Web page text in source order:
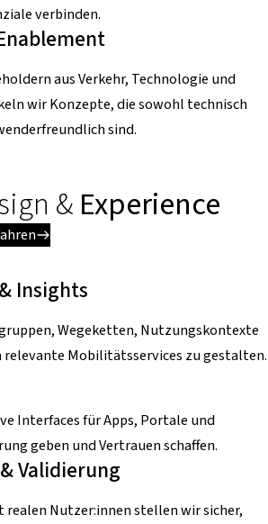
verbinden.
aus Verkehr, Technologie und
wir Konzepte, die sowohl technisch
sind.
& Experience
Insights
Wegeketten, Nutzungskontexte
Mobilitätsservices zu gestalten.
Interfaces für Apps, Portale und
geben und Vertrauen schaffen.
Validierung
Nutzer:innen stellen wir sicher,